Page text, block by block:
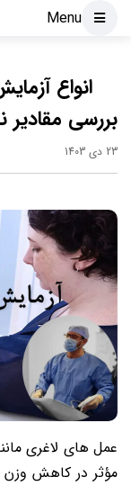
Menu
انواع
بررسی مقادیر
23 دی 1403
عمل های لاغری
مؤثر در کاهش وزن